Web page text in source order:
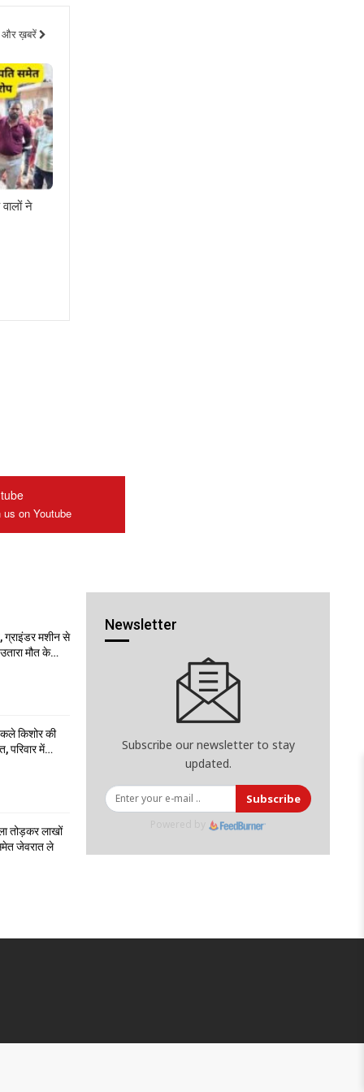
ख़बरें
वालों ने
us on Youtube
ग्राइंडर मशीन से
मौत के…
किशोर की
परिवार में…
तोड़कर लाखों
जेवरात ले
Newsletter
Subscribe our newsletter to stay
updated.
Subscribe